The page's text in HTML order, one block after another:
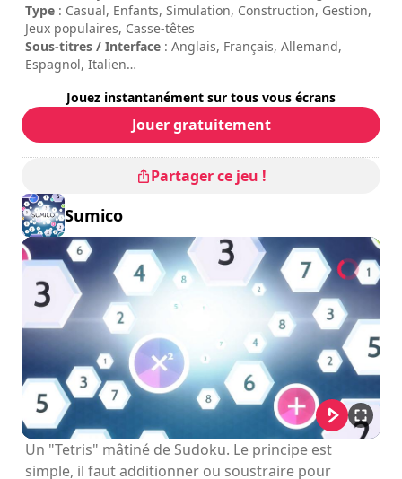
trademark of Microids SA. Developed by Magic Pockets.
Type : Casual, Enfants, Simulation, Construction, Gestion,
Jeux populaires, Casse-têtes
Sous-titres / Interface : Anglais, Français, Allemand,
Espagnol, Italien
Durée totale : 10h
Difficulté
Jouez instantanément sur tous vous écrans
Jouer gratuitement
Partager ce jeu !
Sumico
Un "Tetris" mâtiné de Sudoku. Le principe est
simple, il faut additionner ou soustraire pour